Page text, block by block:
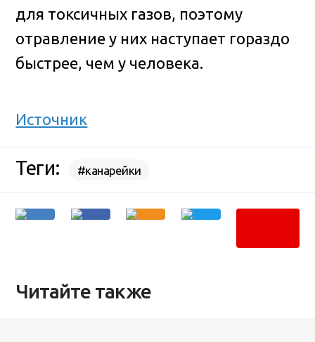
для токсичных газов, поэтому
отравление у них наступает гораздо
быстрее, чем у человека.
Источник
Теги: #канарейки
Читайте также